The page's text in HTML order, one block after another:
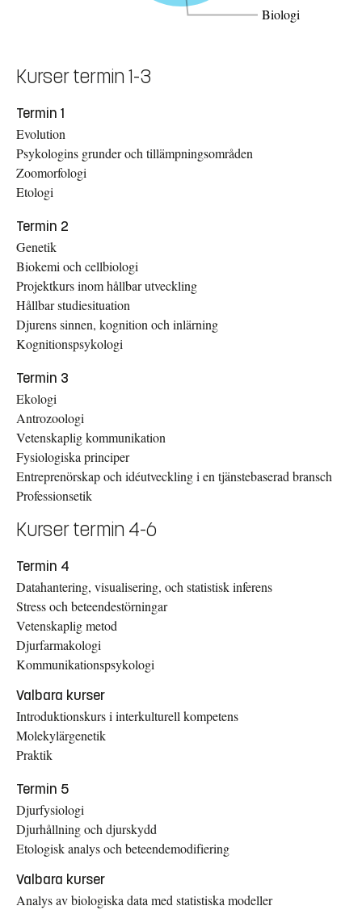
Biologi
graphLabel Value
Beteendebiologi
Biologi
37
Statistik
Övrigt
Psykologi
Kurser termin 1-3
Termin 1
Evolution
Psykologins grunder och tillämpningsområden
Zoomorfologi
Etologi
Termin 2
Genetik
Biokemi och cellbiologi
Projektkurs inom hållbar utveckling
Hållbar studiesituation
Djurens sinnen, kognition och inlärning
Kognitionspsykologi
Termin 3
Ekologi
Antrozoologi
Vetenskaplig kommunikation
Fysiologiska principer
Entreprenörskap och idéutveckling i en tjänstebaserad bransch
Professionsetik
Kurser termin 4-6
Termin 4
Datahantering, visualisering, och statistisk inferens
Stress och beteendestörningar
Vetenskaplig metod
Djurfarmakologi
Kommunikationspsykologi
Valbara kurser
Introduktionskurs i interkulturell kompetens
Molekylärgenetik
Praktik
Termin 5
Djurfysiologi
Djurhållning och djurskydd
Etologisk analys och beteendemodifiering
Valbara kurser
Analys av biologiska data med statistiska modeller